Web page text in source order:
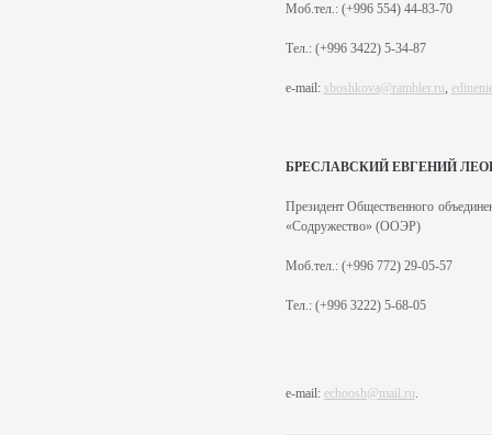
Моб.тел.: (+996 554) 44-83-70
Тел.: (+996 3422) 5-34-87
e-mail: sboshkova@rambler.ru,
БРЕСЛАВСКИЙ ЕВГЕНИЙ
ПрезидентОбщественного
«Содружество» (ООЭР)
Моб.тел.: (+996 772) 29-05-57
Тел.: (+996 3222) 5-68-05
e-mail: echoosh@mail.ru.